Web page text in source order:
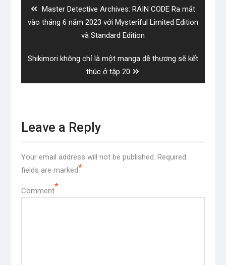
Previous
post:
Master Detective Archives: RAIN CODE Ra mắt
vào tháng 6 năm 2023 với Mysteriful Limited Edition
và Standard Edition
Next
Shikimori không chỉ là một manga dễ thương sẽ kết
thúc ở tập 20
Leave a Reply
Your email address will not be published. Required
fields are marked*
Comment*